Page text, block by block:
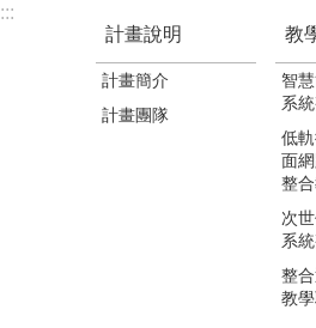
:::
計畫說明
計畫簡介
計畫團隊
教
智
系
低
面
整
次
系
整
教